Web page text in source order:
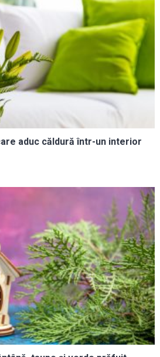
aduc căldură într-un interior